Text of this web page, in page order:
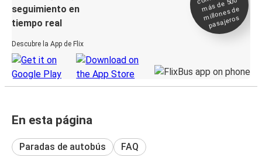
seguimiento en
tiempo real
Descubre la App de Flix
más de 500
millones de
pasajeros
En esta página
Paradas de autobús FAQ